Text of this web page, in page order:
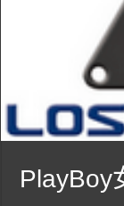
PlayBoy